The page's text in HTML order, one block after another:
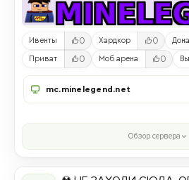
Ивенты 0 Хардкор 0
Приват 0 Моб арена 0
mc.minelegend.net
Обзор сервера